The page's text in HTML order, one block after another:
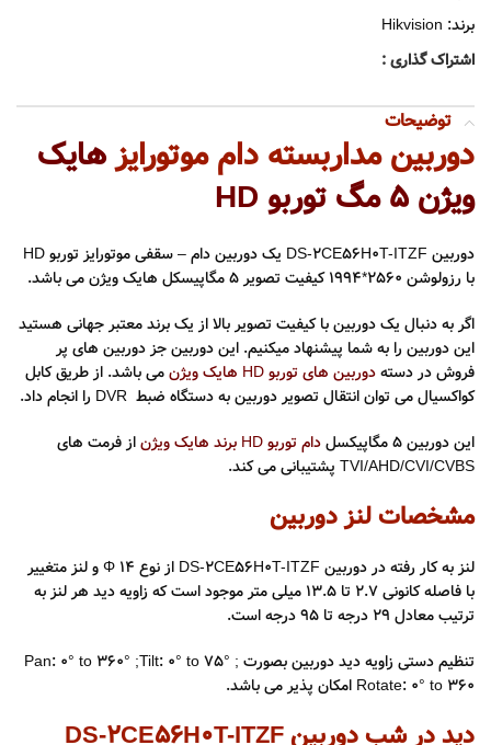
برند: Hikvision
اشتراک گذاری :
توضیحات
دوربین مداربسته دام موتورایزهایک
ویژن ۵ مگ توربو HD
دوربین DS-2CE56H0T-ITZF یک دوربین دام – سقفی موتورایز توربو HD
با رزولوشن 2560*1994 کیفیت تصویر ۵ مگاپیسکل هایک ویژن می باشد.
اگر به دنبال یک دوربین با کیفیت تصویر بالا از یک برند معتبر جهانی هستید
این دوربین را به شما پیشنهاد میکنیم. این دوربین جز دوربین های پر
فروش در دستهدوربین های توربو HD هایک ویژن
می باشد. از طریق کابل
کواکسیال می توان انتقال تصویر دوربین به دستگاه ضبط DVR را انجام داد.
این دوربین ۵ مگاپیکسل
دام توربو HD برند هایک ویژن
از فرمت های
TVI/AHD/CVI/CVBS پشتیبانی می کند.
مشخصات لنز دوربین
لنز به کار رفته در دوربین DS-2CE56H0T-ITZF از نوع Φ 14و لنز متغییر
با فاصله کانونی 2.7 تا 13.5 میلی متر موجود است که زاویه دید هر لنز به
ترتیب معادل 29 درجه تا 95 درجه است.
تنظیم دستی زاویه دید دوربین بصورت Pan: 0° to 360° ;Tilt: 0° to 75° ;
Rotate: 0° to 360 امکان پذیر می باشد.
دید در شب دوربین DS-2CE56H0T-ITZF